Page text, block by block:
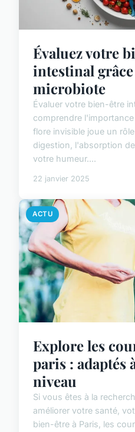
Évaluez votre
intestinal
microbiote
Évaluer votre bien-être
comprendre
flore invisible joue un
digestion, l'absorption
votre humeur....
22 janvier 2025
ACTU
Explore les
paris : adaptés
niveau
Si vous êtes à la
améliorer votre santé,
bien-être à Paris, les